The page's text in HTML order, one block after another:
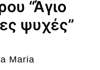
“Άγιο
ψυχές”
Maria